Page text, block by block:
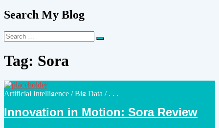
Search My Blog
Search
for:
Search
Tag: Sora
Posted
Artificial Intelligence /Big Data / . . .
Innovation in Motion: Sora Review